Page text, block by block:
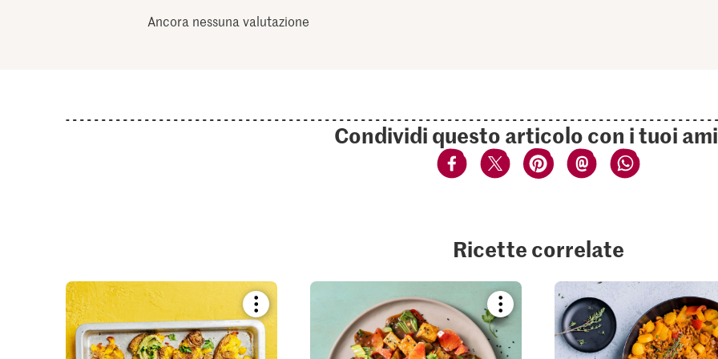
Ancora nessuna valutazione
Condividi questo articolo con i tuoi
Ricette correlate
Bookmark
recipe
or
add
Bookmark
recipe
add